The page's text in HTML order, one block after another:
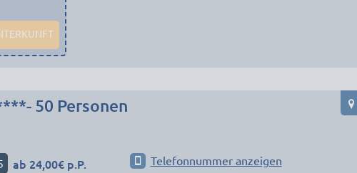
50 Personen
ab 24,00€ p.P. Telefonnummer anzeigen